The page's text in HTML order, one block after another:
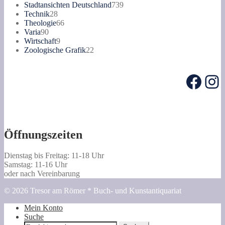
Produkte
Stadtansichten Deutschland739739
Technik2828
Produkte
Theologie6666
Varia9090
Produkte
Wirtschaft99
Produkte
Zoologische Grafik22
Öffnungszeiten
Dienstag bis Freitag: 11-18 Uhr
Samstag: 11-16 Uhr
oder nach Vereinbarung
© 2026 Tresor am Römer * Buch- und Kunstantiquariat
Mein Konto
Suche